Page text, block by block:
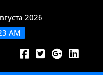
2026
AM